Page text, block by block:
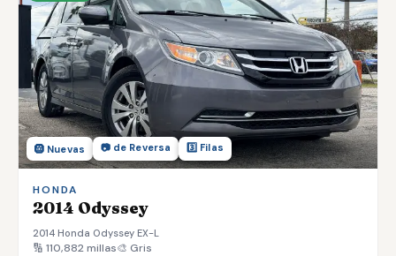
🛞 Nuevas 📷 de Reversa 3️⃣ Filas
HONDA
2014 Odyssey
2014 Honda Odyssey EX-L
🔢 110,882 millas🎨 Gris